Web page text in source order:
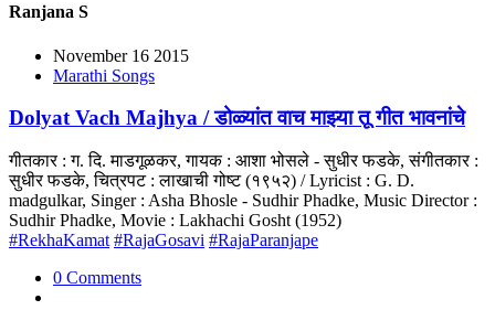
Ranjana S
November 16 2015
Marathi Songs
Dolyat Vach Majhya / डोळ्यांत वाच माझ्या तू गीत भावनांचे
गीतकार : ग. दि. माडगूळकर, गायक : आशा भोसले - सुधीर फडके, संगीतकार :
सुधीर फडके, चित्रपट : लाखाची गोष्ट (१९५२) / Lyricist : G. D.
madgulkar, Singer : Asha Bhosle - Sudhir Phadke, Music Director :
Sudhir Phadke, Movie : Lakhachi Gosht (1952)
#RekhaKamat #RajaGosavi #RajaParanjape
0 Comments